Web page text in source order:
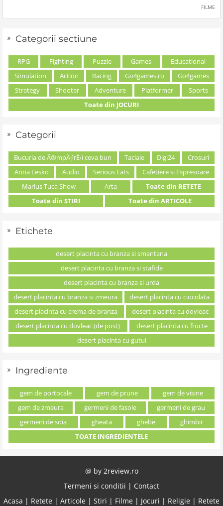
FILME
Categorii sectiune
RPG Fighting Puzzle Games
Educational
Simulation
Action Racing Go4games.ro
Go4games
Strategy
Shooter Adventure Platformer
Sports
Toate din JOCURI
Categorii
Bucuria de Ã®mpÄƒrÈ›i ceva bun Taclale Digi24
Crosuri
Anna Lesko
Audio Serious Eats
Cafetiere si Espresoare
Marius Tuca Show
Arta
Toate din RETETE
Toate din STIRI
Toate din ARTICOLE
Etichete
desert placinta cu branza si smantana
desert placinta cu branza si stafide
desert placinta cu branza si urda
desert placinta cu branza si zmeura
desert placinta cu ciocolata
desert placinta cu crema de branza
desert placinta cu dovleac
desert placinta cu dovleac (de post)
desert placinta cu fructe
desert placinta cu gutui
Ingrediente
gem de portocale gem de prune
gem de visine
gem de zmeura
germeni de fasole
germeni de grau
germeni de soia
gheata ghebe
ghimbir
TOATE INGREDIENTELE
@ by 2review.ro
Termeni si conditii | Contact
Acasa | Retete | Articole | Stiri | Filme | Jocuri | Religie | Retete